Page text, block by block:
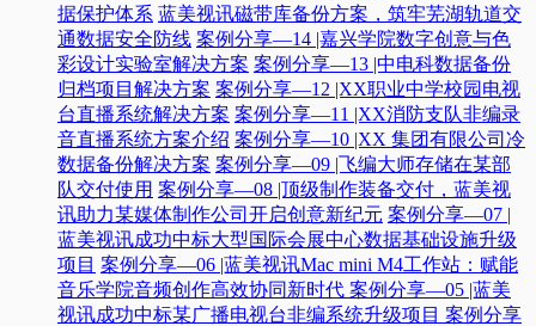
据保护体系 蓝美视讯磁带库备份方案，筑牢芜湖轨道交
通数据安全防线 案例分享—14 |嘉兴学院数字创意与色
彩设计实验室解决方案 案例分享—13 |中电科数据备份
归档项目解决方案 案例分享—12 |XX职业中学校园电视
台直播系统解决方案 案例分享—11 |XX消防支队非编录
音直播系统方案介绍 案例分享—10 |XX 集团有限公司冷
数据备份解决方案 案例分享—09 |飞编大师存储在某部
队交付使用 案例分享—08 |顶级制作装备交付，蓝美视
讯助力某媒体制作公司开启创意新纪元 案例分享—07 |
蓝美视讯成功中标大型国际会展中心数据基础设施升级
项目 案例分享—06 |蓝美视讯Mac mini M4工作站：赋能
音乐学院音频创作高效协同新时代​ 案例分享—05 |蓝美
视讯成功中标某广播电视台非编系统升级项目​ 案例分享